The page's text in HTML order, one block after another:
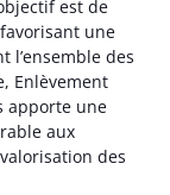
est de
une
l’ensemble des
Enlèvement
apporte une
aux
des